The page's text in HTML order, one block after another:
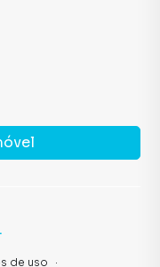
.
de uso ·